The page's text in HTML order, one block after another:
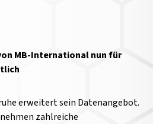
MB-International nun für
erweitert sein Datenangebot.
zahlreiche